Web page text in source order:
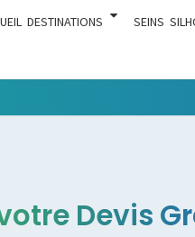
DESTINATIONS SEINS
Tout Ce
Chirurgie
Esthétique
Devis